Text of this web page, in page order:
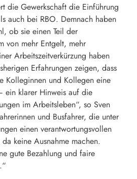
die Gewerkschaft die Einführung
auch bei RBO. Demnach haben
ob sie einen Teil der
von mehr Entgelt, mehr
Arbeitszeitverkürzung haben
Erfahrungen zeigen, dass
Kolleginnen und Kollegen eine
klarer Hinweis auf die
im Arbeitsleben“, so Sven
und Busfahrer, die unter
einen verantwortungsvollen
keine Ausnahme machen.
gute Bezahlung und faire